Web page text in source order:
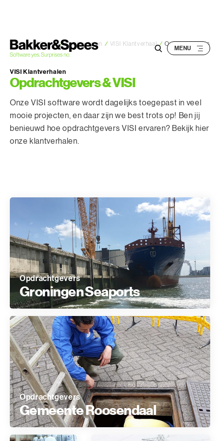
Bakker&Spees / Klantverhalen / VISI Klantverhaal / Opdrachtgevers
VISI Klantverhalen
Opdrachtgevers & VISI
Onze VISI software wordt dagelijks toegepast in veel
mooie projecten, en daar zijn we best trots op! Ben jij
benieuwd hoe opdrachtgevers VISI ervaren? Bekijk hier
onze klantverhalen.
Opdrachtgevers
Groningen Seaports
Opdrachtgevers
Gemeente Roosendaal